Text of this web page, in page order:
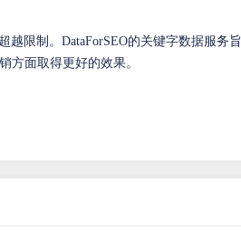
越限制。DataForSEO的关键字数据服务旨
方面取得更好的效果。